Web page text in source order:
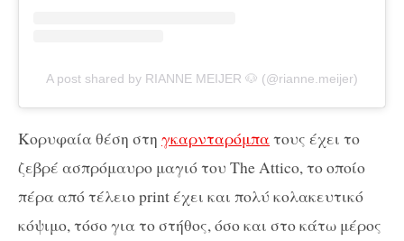
A post shared by RIANNE MEIJER 🐶 (@rianne.meijer)
Κορυφαία θέση στη γκαρνταρόμπατους έχει το
ζεβρέ ασπρόμαυρο μαγιό του The Attico, το οποίο
πέρα από τέλειο print έχει και πολύ κολακευτικό
κόψιμο, τόσο για το στήθος, όσο και στο κάτω μέρος